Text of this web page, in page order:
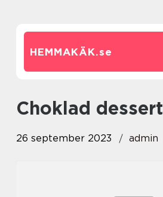
HEMMAKÄK.se
choklad dessert
26 september 2023 admin